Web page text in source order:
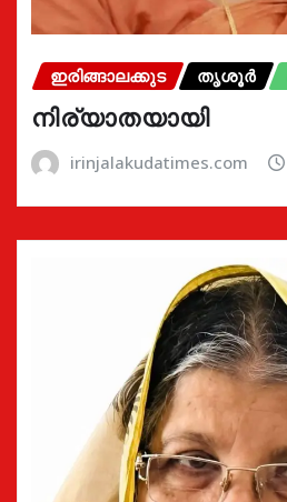
ഇരിങ്ങാലക്കുട തൃശൂർ
നിര്യാതയായി
irinjalakudatimes.com